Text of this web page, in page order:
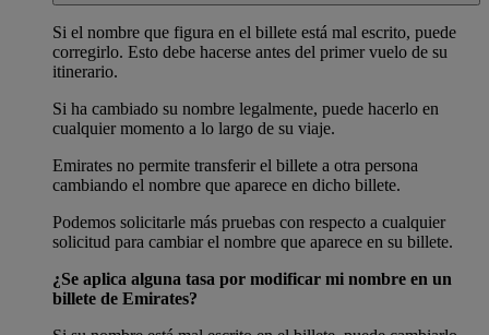
Si el nombre que figura en el billete está mal escrito, puede
corregirlo. Esto debe hacerse antes del primer vuelo de su
itinerario.
Si ha cambiado su nombre legalmente, puede hacerlo en
cualquier momento a lo largo de su viaje.
Emirates no permite transferir el billete a otra persona
cambiando el nombre que aparece en dicho billete.
Podemos solicitarle más pruebas con respecto a cualquier
solicitud para cambiar el nombre que aparece en su billete.
¿Se aplica alguna tasa por modificar mi nombre en un
billete de Emirates?